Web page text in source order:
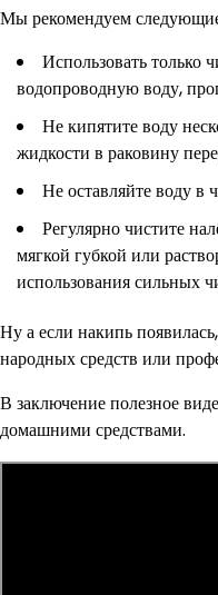
Мы рекомендуем
Использовать только
водопроводную воду,
Не кипятите воду
жидкости в раковину
Не оставляйте воду в
Регулярно чистите
мягкой губкой или
использования сильных
Ну а если накипь
народных средств или
В заключение полезное
домашними средствами.